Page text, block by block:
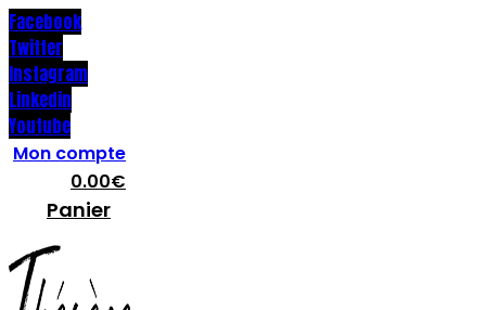
Facebook
Twitter
Instagram
Linkedin
Youtube
Mon compte
0.00€
Panier